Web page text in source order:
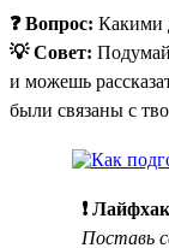
❓ Вопрос: Какими
💡 Совет:
и можешь
были связаны с
❗
Поставь